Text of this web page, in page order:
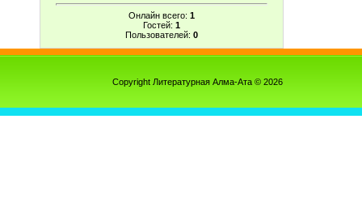
Онлайн всего: 1
Гостей: 1
Пользователей: 0
Copyright Литературная Алма-Ата © 2026